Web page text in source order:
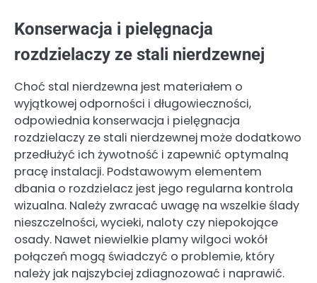
Konserwacja i pielęgnacja
rozdzielaczy ze stali nierdzewnej
Choć stal nierdzewna jest materiałem o
wyjątkowej odporności i długowieczności,
odpowiednia konserwacja i pielęgnacja
rozdzielaczy ze stali nierdzewnej może dodatkowo
przedłużyć ich żywotność i zapewnić optymalną
pracę instalacji. Podstawowym elementem
dbania o rozdzielacz jest jego regularna kontrola
wizualna. Należy zwracać uwagę na wszelkie ślady
nieszczelności, wycieki, naloty czy niepokojące
osady. Nawet niewielkie plamy wilgoci wokół
połączeń mogą świadczyć o problemie, który
należy jak najszybciej zdiagnozować i naprawić.